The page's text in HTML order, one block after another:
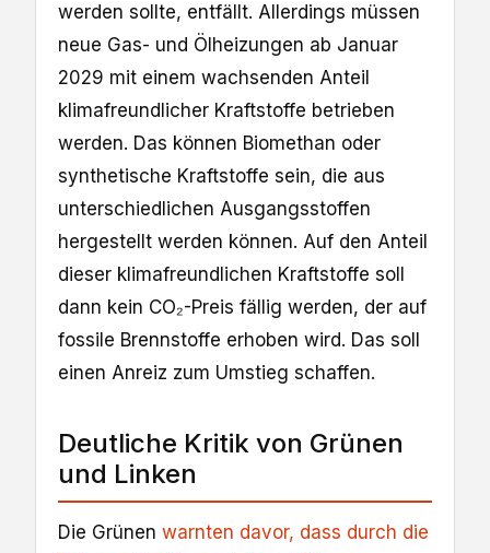
werden sollte, entfällt. Allerdings müssen
neue Gas- und Ölheizungen ab Januar
2029 mit einem wachsenden Anteil
klimafreundlicher Kraftstoffe betrieben
werden. Das können Biomethan oder
synthetische Kraftstoffe sein, die aus
unterschiedlichen Ausgangsstoffen
hergestellt werden können. Auf den Anteil
dieser klimafreundlichen Kraftstoffe soll
dann kein CO₂-Preis fällig werden, der auf
fossile Brennstoffe erhoben wird. Das soll
einen Anreiz zum Umstieg schaffen.
Deutliche Kritik von Grünen
und Linken
Die Grünen warnten davor, dass durch die